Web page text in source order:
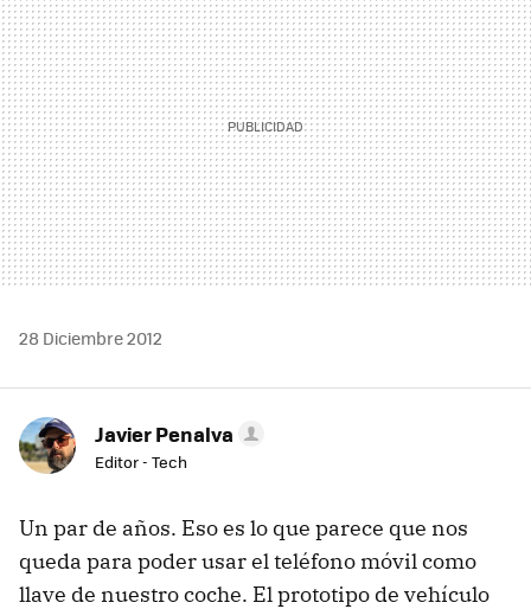
28 Diciembre 2012
Javier Penalva
Editor - Tech
Un par de años. Eso es lo que parece que nos
queda para poder usar el teléfono móvil como
llave de nuestro coche. El prototipo de vehículo